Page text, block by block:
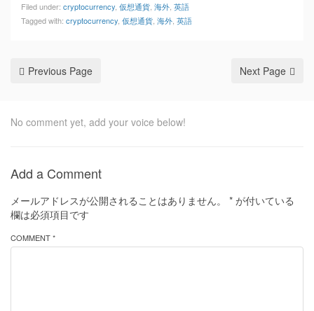
Filed under: cryptocurrency 仮想通貨 海外 英語
Tagged with: cryptocurrency 仮想通貨 海外 英語
Previous Page Next Page
No comment yet, add your voice below!
Add a Comment
メールアドレスが公開されることはありません。 * が付いている
欄は必須項目です
COMMENT *